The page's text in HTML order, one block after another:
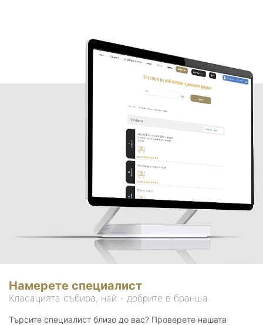
Намерете специалист
Класацията събира, най - добрите в бранша.
Търсите специалист близо до вас? Проверете нашата